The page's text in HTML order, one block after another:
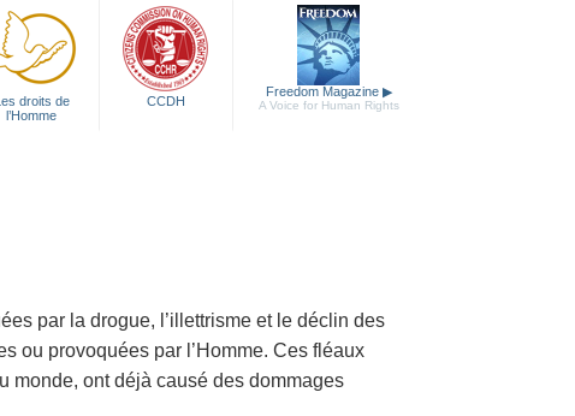
droits de
l’Homme
CCDH
Freedom Magazine ▶
A Voice for Human Rights
par la drogue, l’illettrisme et le déclin des
ou provoquées par l’Homme. Ces fléaux
monde, ont déjà causé des dommages